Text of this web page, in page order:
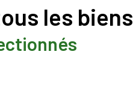
les biens